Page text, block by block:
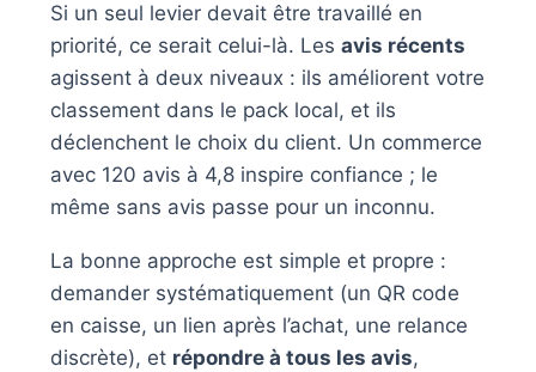
Si un seul levier devait être travaillé en
priorité, ce serait celui-là. Les avis récents
agissent à deux niveaux : ils améliorent votre
classement dans le pack local, et ils
déclenchent le choix du client. Un commerce
avec 120 avis à 4,8 inspire confiance ; le
même sans avis passe pour un inconnu.
La bonne approche est simple et propre :
demander systématiquement (un QR code
en caisse, un lien après l’achat, une relance
discrète), et répondre à tous les avis,